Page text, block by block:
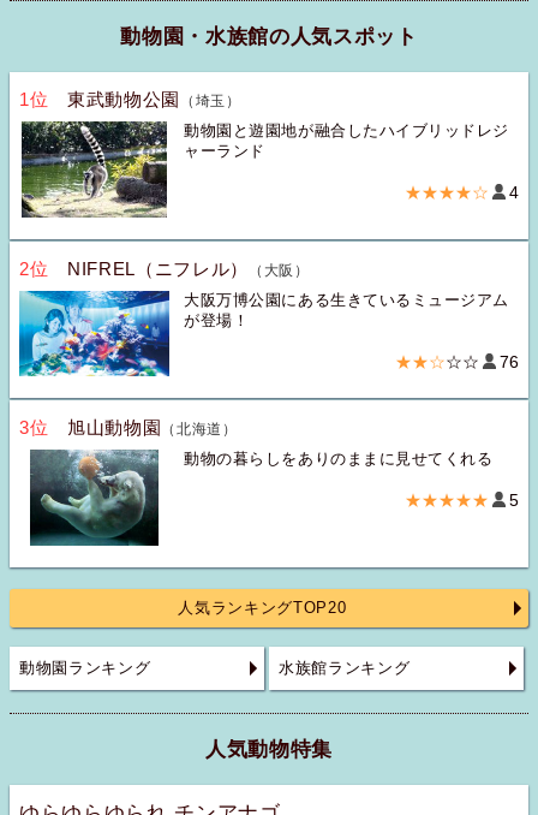
動物園・水族館の人気スポット
1位 東武動物公園
（埼玉）
動物園と遊園地が融合したハイブリッドレジ
ャーランド
★★★★☆ 4
2位 NIFREL（ニフレル）
（大阪）
大阪万博公園にある生きているミュージアム
が登場！
★★☆☆☆ 76
3位 旭山動物園 （北海道）
動物の暮らしをありのままに見せてくれる
★★★★★ 5
人気ランキングTOP20
動物園ランキング 水族館ランキング
人気動物特集